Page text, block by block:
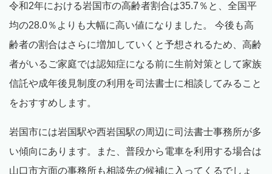
令和2年における岩国市の高齢者割合は35.7％と、全国平
均の28.0％よりも大幅に高い値になりました。 今後も高
齢者の割合はさらに増加していくと予想されるため、高齢
者がいるご家庭では認知症になる前に生前対策として家族
信託や成年後見制度の利用を司法書士に相談してみること
をおすすめします。
岩国市には岩国駅や西岩国駅の周辺に司法書士事務所が多
い傾向にあります。また、普段から電車を利用する場合は
山口市方面の事務所も相談先の候補に入ってくるでしょ